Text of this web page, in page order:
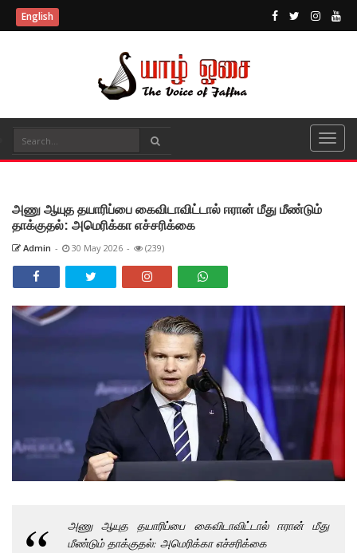
English
அணு ஆயுத தயாரிப்பை கைவிடாவிட்டால் ஈரான் மீது மீண்டும்
தாக்குதல்: அமெரிக்கா எச்சரிக்கை
Admin - 30 May 2026 - (239)
அணு ஆயுத தயாரிப்பை கைவிடாவிட்டால் ஈரான் மீது
மீண்டும் தாக்குதல்: அமெரிக்கா எச்சரிக்கை